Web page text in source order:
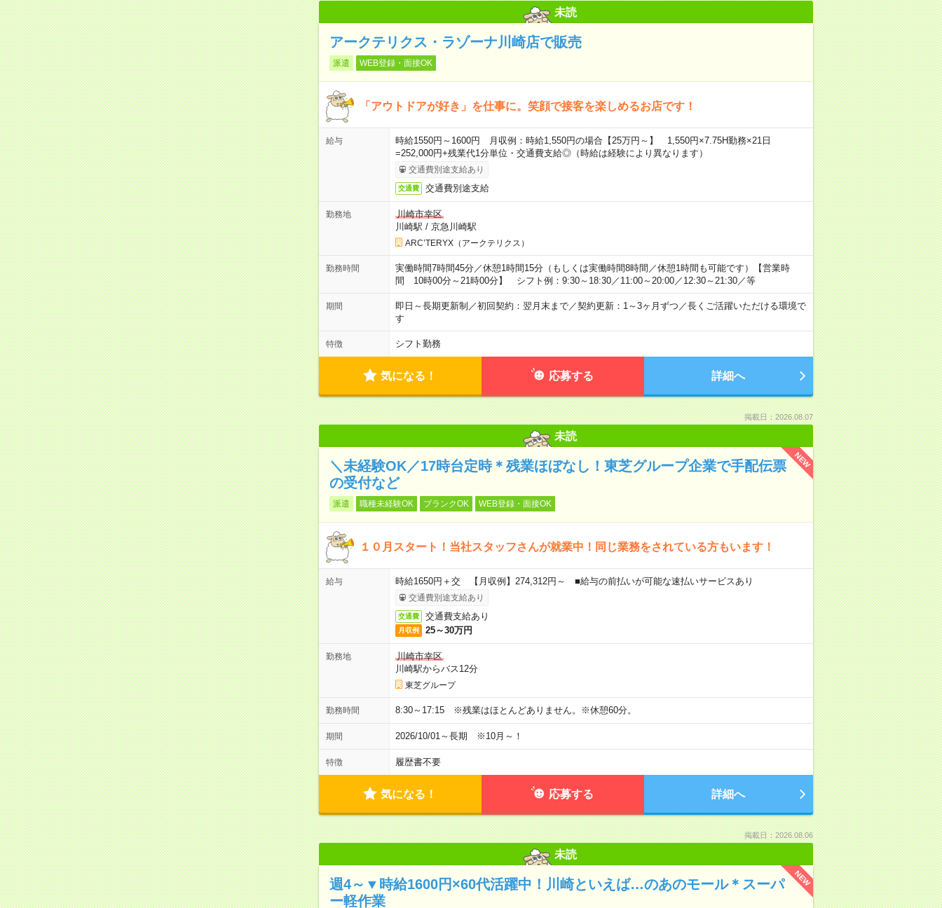
未読
アークテリクス・ラゾーナ川崎店で販売
派遣 WEB登録・面接OK
「アウトドアが好き」を仕事に。笑顔で接客を楽しめるお店です！
給与
時給1550円～1600円 月収例：時給1,550円の場合【25万円～】 1,550円×7.75H勤務×21日
=252,000円+残業代1分単位・交通費支給◎（時給は経験により異なります）
交通費別途支給あり
交通費 交通費別途支給
勤務地
川崎市幸区
川崎駅 / 京急川崎駅
ARC’TERYX（アークテリクス）
勤務時間
実働時間7時間45分／休憩1時間15分（もしくは実働時間8時間／休憩1時間も可能です）【営業時
間 10時00分～21時00分】 シフト例：9:30～18:30／11:00～20:00／12:30～21:30／等
期間
即日～長期更新制／初回契約：翌月末まで／契約更新：1～3ヶ月ずつ／長くご活躍いただける環境で
す
特徴 シフト勤務
気になる！ 応募する 詳細へ
掲載日：2026.08.07
未読
NEW
＼未経験OK／17時台定時＊残業ほぼなし！東芝グループ企業で手配伝票
の受付など
派遣 職種未経験OK ブランクOK WEB登録・面接OK
１０月スタート！当社スタッフさんが就業中！同じ業務をされている方もいます！
給与 時給1650円＋交 【月収例】274,312円～ ■給与の前払いが可能な速払いサービスあり
交通費別途支給あり
交通費 交通費支給あり
月収例 25～30万円
勤務地
川崎市幸区
川崎駅からバス12分
東芝グループ
勤務時間 8:30～17:15 ※残業はほとんどありません。※休憩60分。
期間 2026/10/01～長期 ※10月～！
特徴 履歴書不要
気になる！ 応募する 詳細へ
掲載日：2026.08.06
未読
NEW
週4～▼時給1600円×60代活躍中！川崎といえば…のあのモール＊スーパ
ー軽作業